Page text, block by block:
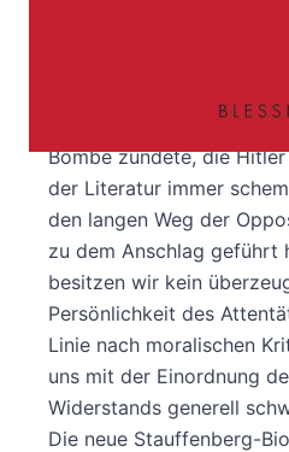
Oberst, der am Mittag
Bombe zündete, die
der Literatur immer
den langen Weg der
zu dem Anschlag geführt
besitzen wir kein
Persönlichkeit des
Linie nach moralischen
uns mit der Einordnung
Widerstands generell
Die neue Stauffenberg-